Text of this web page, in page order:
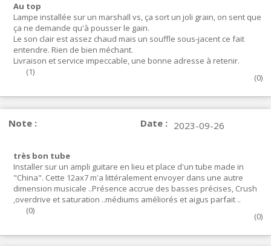
Au top
Lampe installée sur un marshall vs, ça sort un joli grain, on sent que
ça ne demande qu'à pousser le gain.
Le son clair est assez chaud mais un souffle sous-jacent ce fait
entendre. Rien de bien méchant.
Livraison et service impeccable, une bonne adresse à retenir.
(1)
(0)
Note : Date : 2023-09-26
très bon tube
Installer sur un ampli guitare en lieu et place d'un tube made in
"China". Cette 12ax7 m'a littéralement envoyer dans une autre
dimension musicale ..Présence accrue des basses précises, Crush
,overdrive et saturation ..médiums améliorés et aigus parfait ..
(0)
(0)